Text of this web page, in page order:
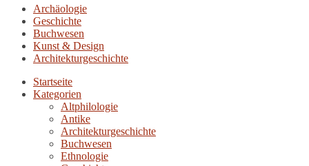
Archäologie
Geschichte
Buchwesen
Kunst & Design
Architekturgeschichte
Startseite
Kategorien
Altphilologie
Antike
Architekturgeschichte
Buchwesen
Ethnologie